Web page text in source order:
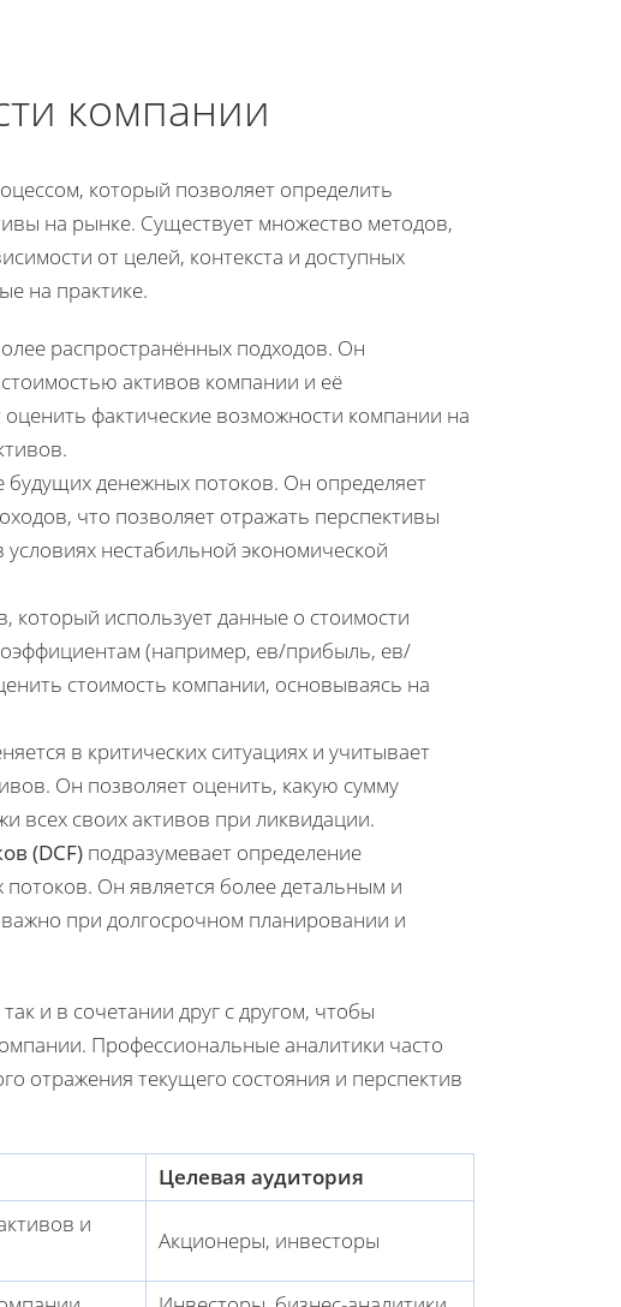
компании
который позволяет определить
на рынке. Существует множество методов,
от целей, контекста и доступных
на практике.
распространённых подходов. Он
активов компании и её
фактические возможности компании на
будущих денежных потоков. Он определяет
что позволяет отражать перспективы
нестабильной экономической
который использует данные о стоимости
(например, ев/прибыль, ев/
стоимость компании, основываясь на
в критических ситуациях и учитывает
Он позволяет оценить, какую сумму
всех своих активов при ликвидации.
(DCF) подразумевает определение
Он является более детальным и
при долгосрочном планировании и
и в сочетании друг с другом, чтобы
Профессиональные аналитики часто
отражения текущего состояния и перспектив
Целевая аудитория
и
Акционеры, инвесторы